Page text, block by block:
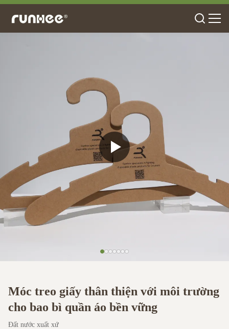
Móc treo giấy thân thiện với môi trường
cho bao bì quần áo bền vững
Đất nước xuất xứ